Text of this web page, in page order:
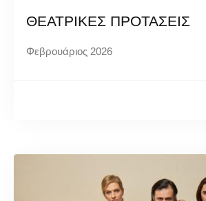
ΘΕΑΤΡΙΚΕΣ ΠΡΟΤΑΣΕΙΣ
Φεβρουάριος 2026